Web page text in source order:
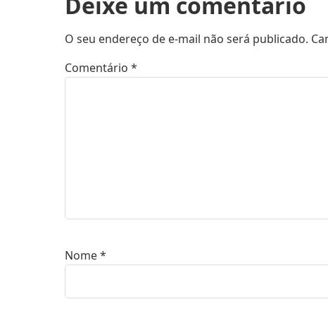
O seu endereço de e-mail não será publicado.
Comentário *
Nome*